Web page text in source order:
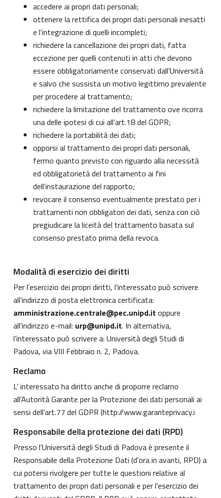
accedere ai propri dati personali;
ottenere la rettifica dei propri dati personali inesatti
e l’integrazione di quelli incompleti;
richiedere la cancellazione dei propri dati, fatta
eccezione per quelli contenuti in atti che devono
essere obbligatoriamente conservati dall’Università
e salvo che sussista un motivo legittimo prevalente
per procedere al trattamento;
richiedere la limitazione del trattamento ove ricorra
una delle ipotesi di cui all’art.18 del GDPR;
richiedere la portabilità dei dati;
opporsi al trattamento dei propri dati personali,
fermo quanto previsto con riguardo alla necessità
ed obbligatorietà del trattamento ai fini
dell’instaurazione del rapporto;
revocare il consenso eventualmente prestato per i
trattamenti non obbligatori dei dati, senza con ciò
pregiudicare la liceità del trattamento basata sul
consenso prestato prima della revoca.
Modalità di esercizio dei diritti
Per l’esercizio dei propri diritti, l’interessato può scrivere
all’indirizzo di posta elettronica certificata:
amministrazione.centrale@pec.unipd.it oppure
all’indirizzo e-mail: urp@unipd.it. In alternativa,
l’interessato può scrivere a: Università degli Studi di
Padova, via VIII Febbraio n. 2, Padova.
Reclamo
L’ interessato ha diritto anche di proporre reclamo
all’Autorità Garante per la Protezione dei dati personali ai
sensi dell’art.77 del GDPR (http://www.garanteprivacy.i
Responsabile della protezione dei dati (RPD)
Presso l’Università degli Studi di Padova è presente il
Responsabile della Protezione Dati (d'ora in avanti, RPD) a
cui potersi rivolgere per tutte le questioni relative al
trattamento dei propri dati personali e per l'esercizio dei